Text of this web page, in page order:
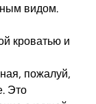
видом.
кроватью и
пожалуй,
Это